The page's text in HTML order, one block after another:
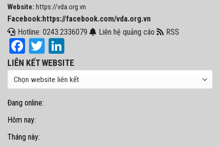
4 3 233.6079Email:vanphong@vda.org.vn
chính:Ông Trần Quang Trung - Chủ tịch Hiệp hội Sữa, Mobile:
0904329955, Email: hangdk@yahoo.comGiấy phép trang tin điện
tử số:
37/GP-TTĐT của Bộ Thông tin và Truyền thông cấp ngày
01/03/2011Điện thoại/Fax:
Website:https://vda.org.vn
Facebook:https://facebook.com/vda.org.vn
Facebook
LIÊN KẾT WEBSITE